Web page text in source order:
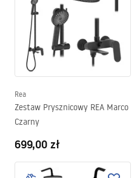
Rea
Zestaw Prysznicowy REA Marco
Czarny
699,00 zł